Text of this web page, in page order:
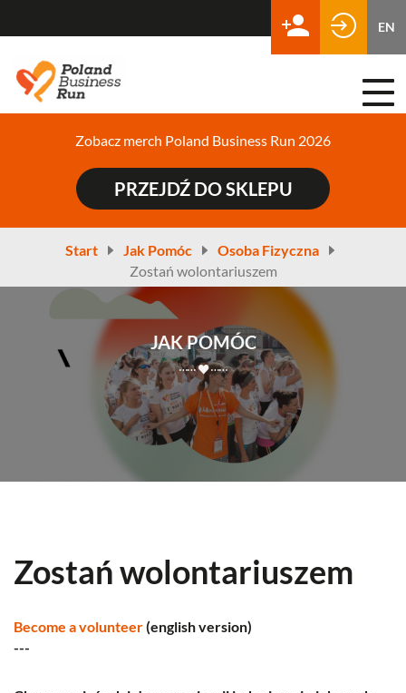
EN
Zobacz merch Poland Business Run 2026
PRZEJDŹ DO SKLEPU
Start Jak Pomóc
Osoba Fizyczna
Zostań wolontariuszem
JAK POMÓC
Zostań wolontariuszem
Become a volunteer(english version)
---